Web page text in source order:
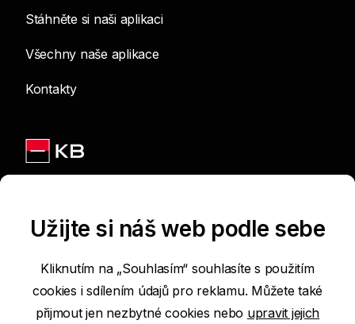
Stáhněte si naši aplikaci
Všechny naše aplikace
Kontakty
Podmínky používání internetových stránek
Užijte si náš web podle sebe
Kliknutím na „Souhlasím“ souhlasíte s použitím
cookies i sdílením údajů pro reklamu. Můžete také
přijmout jen nezbytné cookies nebo upravit jejich